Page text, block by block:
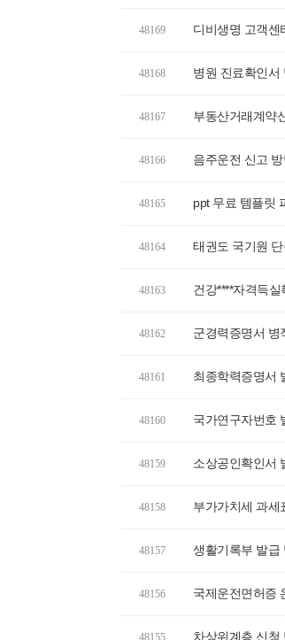
48169 디비생명 고객센
48168 병원 진료확인서
48167 부동산거래계약
48166 음주운전 신고
48165 ppt 무료 템플릿
48164 태권도 국기원
48163 건강****자격득
48162 군경력증명서 병
48161 최종학력증명서
48160 국가연구자번호
48159 소상공인확인서
48158 부가가치세 과세
48157 생활기록부 발급
48156 국제운전면허증
48155 차상위계층 신청